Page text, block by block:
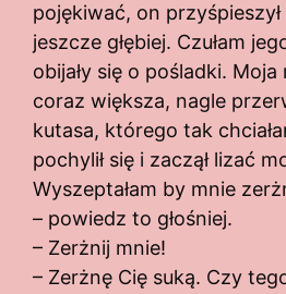
pojękiwać, on
jeszcze głębiej. Czułam
obijały się o pośladki. Moja
coraz większa, nagle
kutasa, którego tak
pochylił się i zaczął lizać
Wyszeptałam by mnie
– powiedz to głośniej.
– Zerżnij mnie!
– Zerżnę Cię suką. Czy